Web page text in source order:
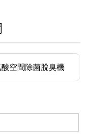
空間除菌脫臭機